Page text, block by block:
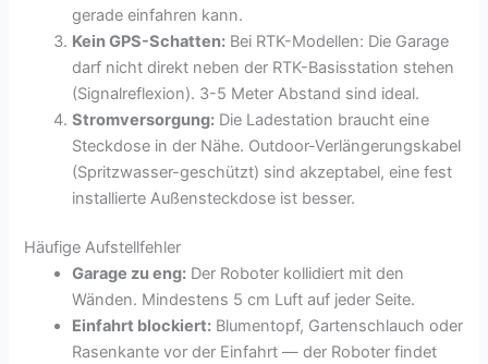
gerade einfahren kann.
Kein GPS-Schatten: Bei RTK-Modellen: Die Garage
darf nicht direkt neben der RTK-Basisstation stehen
(Signalreflexion). 3-5 Meter Abstand sind ideal.
Stromversorgung: Die Ladestation braucht eine
Steckdose in der Nähe. Outdoor-Verlängerungskabel
(Spritzwasser-geschützt) sind akzeptabel, eine fest
installierte Außensteckdose ist besser.
Häufige Aufstellfehler
Garage zu eng: Der Roboter kollidiert mit den
Wänden. Mindestens 5 cm Luft auf jeder Seite.
Einfahrt blockiert: Blumentopf, Gartenschlauch oder
Rasenkante vor der Einfahrt — der Roboter findet